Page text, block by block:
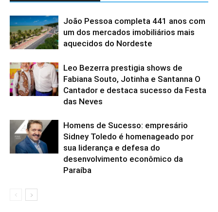
João Pessoa completa 441 anos com
um dos mercados imobiliários mais
aquecidos do Nordeste
Leo Bezerra prestigia shows de
Fabiana Souto, Jotinha e Santanna O
Cantador e destaca sucesso da Festa
das Neves
Homens de Sucesso: empresário
Sidney Toledo é homenageado por
sua liderança e defesa do
desenvolvimento econômico da
Paraíba